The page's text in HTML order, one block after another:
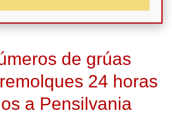
de grúas
24 horas
a Pensilvania